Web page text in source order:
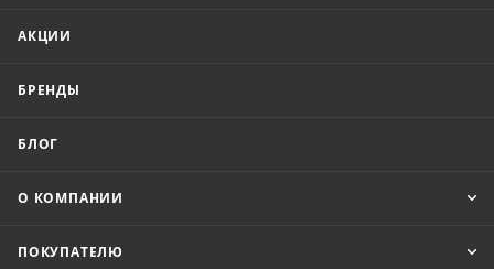
АКЦИИ
БРЕНДЫ
БЛОГ
О КОМПАНИИ
ПОКУПАТЕЛЮ